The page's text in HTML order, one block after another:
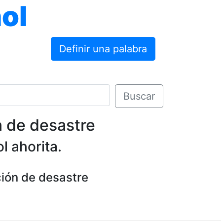
Definir una palabra
Buscar
de desastre
ahorita.
de desastre